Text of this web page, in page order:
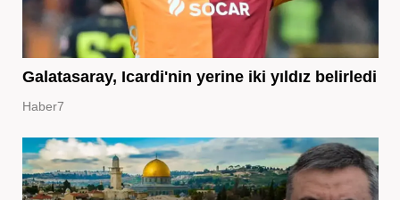
Galatasaray, Icardi'nin yerine iki yıldız belirledi
Haber7